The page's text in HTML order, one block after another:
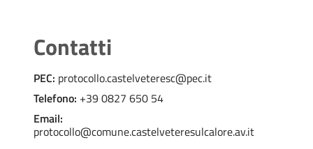
Contatti
PEC: protocollo.castelveteresc@pec.it
Telefono: +39 0827 650 54
Email:
protocollo@comune.castelveteresulcalore.av.it